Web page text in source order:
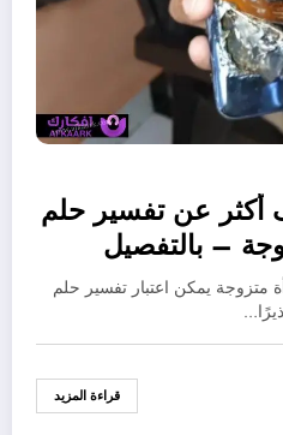
عن تفسير حلم
– بالتفصيل
متزوجة يمكن اعتبار تفسير حلم
قراءة المزيد